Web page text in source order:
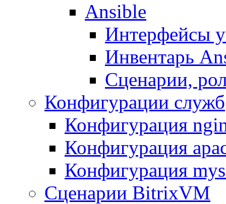
Ansible
Интерфейсы
Инвентарь
Сценарии,
Конфигурации служб
Конфигурация
Конфигурация
Конфигурация
Сценарии BitrixVM